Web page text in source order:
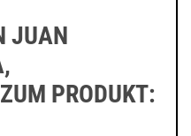
JUAN
PRODUKT: